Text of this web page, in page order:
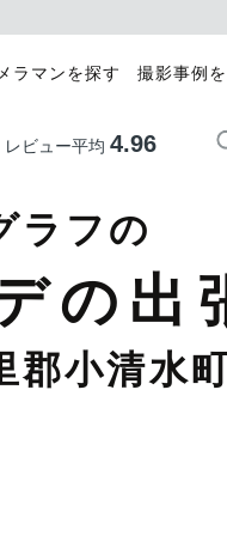
ラマンを探す 撮影事例
レビュー平均 4.96
ラフの
の出
郡小清水